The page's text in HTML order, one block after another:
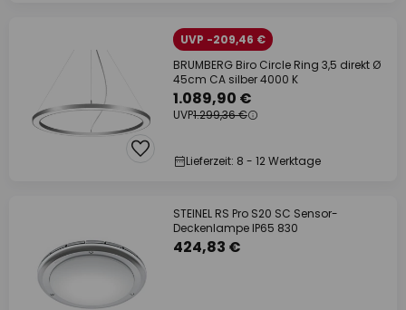
UVP -209,46 €
BRUMBERG Biro Circle Ring 3,5 direkt Ø
45cm CA silber 4000 K
1.089,90 €
UVP1.299,36 €
Lieferzeit: 8 - 12 Werktage
STEINEL RS Pro S20 SC Sensor-
Deckenlampe IP65 830
424,83 €